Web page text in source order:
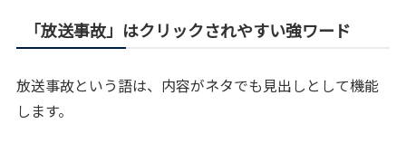
「放送事故」はクリックされやすい強ワード
放送事故という語は、内容がネタでも見出しとして機能
します。